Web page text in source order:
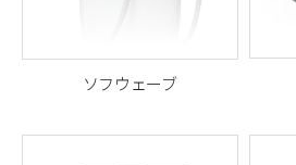
ソフウェーブ